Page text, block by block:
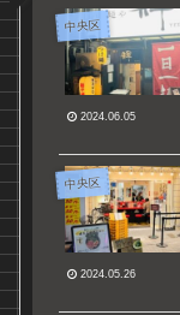
中央区
2024.06.05
中央区
2024.05.26